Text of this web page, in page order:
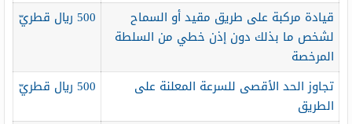
قيادة مركبة على طريق مقيد أو السماح
لشخص ما بذلك دون إذن خطي من السلطة
المرخصة
500 ريال قطريّ
تجاوز الحد الأقصى للسرعة المعلنة على
الطريق
500 ريال قطريّ